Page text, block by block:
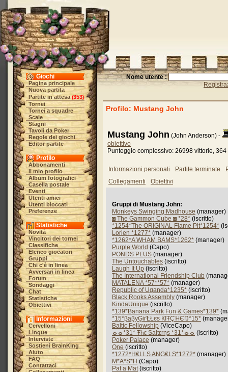
Giochi
Pagina principale
Nuova partita
Partite in attesa (353)
Tornei
Tornei a squadre
Scale
Stagni
Tavoli da Poker
Regole dei giochi
Editor partite
Profilo
Abbonamenti
Il mio profilo
Album fotografici
Casella postale
Eventi
Utenti amici
Utenti bloccati
Preferenze
Statistiche
Novità
Vincitori dei tornei
Classifiche
Elenco giocatori
Gruppi
Chi c'è in linea
Avversari in linea
Forum
Sondaggi
Chat
Statistiche
Obiettivi
Informazioni
Cervelloni
Lingue
Interviste
Sostieni BrainKing
Aiuto
FAQ
Contattaci
Nome utente :
Profilo: Mustang John
Mustang John (John Anderson) -
obiettivo
Punteggio complessivo: 26998 vittorie,
Informazioni personali Partite terminate
Collegamenti
Obiettivi
Gruppi di Mustang John:
Monkeys Swinging Madhouse (manager)
◙ The Gammon Cube ◙ *28* (iscritto)
*1254*The ORIGINAL Flame Pit*1254*
Lorien *1277* (manager)
*1262*A WHAM BAMS*1262* (manager)
Purple World (Capo)
PONDS PLUS (manager)
The Untouchables (iscritto)
Laugh It Up (iscritto)
The International Friendship Club
MATALENA *57**57* (manager)
Republic of Uganda*1235* (iscritto)
Black Rooks Assembly (manager)
KindaUnique (iscritto)
*139*Banana Park Fun & Games*139*
*15*βaβyĢіґŁŁєs КIŦÇΉЄŊ*15*
Baltic Fellowship (ViceCapo)
☼☼*31* Ŧħε Saltεrηs *31*☼☼ (iscritto)
Poker Palace (manager)
One (iscritto)
*1272*H€LLS ANG€LS*1272* (manager)
M*A*S*H (Capo)
Pat a Mat(iscritto)